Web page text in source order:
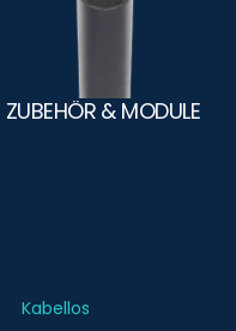
ZUBEHÖR & MODULE
Kabellos